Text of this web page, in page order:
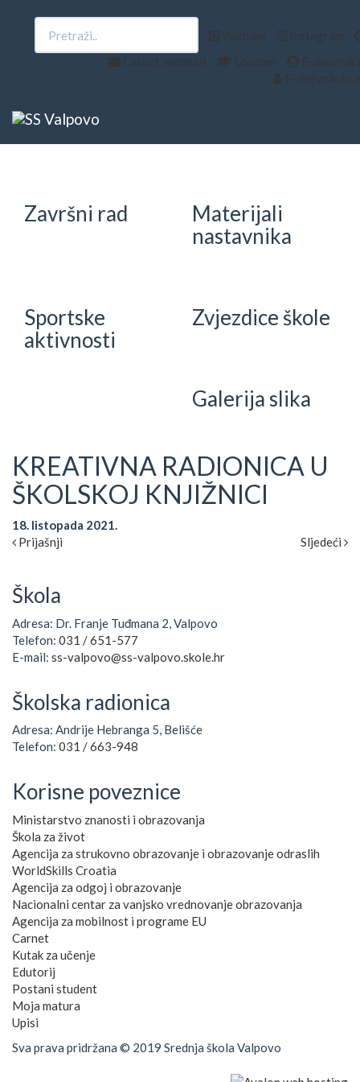
Youtube
Instagram
Carnet webmail
Loomen
E-dnevnik
E-dnevnik za
Upisi EU projekti
e-Škole
Završni rad
Materijali
nastavnika
Sportske
aktivnosti
Zvjezdice škole
Galerija slika
KREATIVNA RADIONICA U
ŠKOLSKOJ KNJIŽNICI
18. listopada 2021.
Prijašnji
Sljedeći
Škola
Adresa: Dr. Franje Tuđmana 2, Valpovo
Telefon: 031 / 651-577
E-mail: ss-valpovo@ss-valpovo.skole.hr
Školska radionica
Adresa: Andrije Hebranga 5, Belišće
Telefon: 031 / 663-948
Korisne poveznice
Ministarstvo znanosti i obrazovanja
Škola za život
Agencija za strukovno obrazovanje i obrazovanje odraslih
WorldSkills Croatia
Agencija za odgoj i obrazovanje
Nacionalni centar za vanjsko vrednovanje obrazovanja
Agencija za mobilnost i programe EU
Carnet
Kutak za učenje
Edutorij
Postani student
Moja matura
Upisi
Sva prava pridržana © 2019 Srednja škola Valpovo